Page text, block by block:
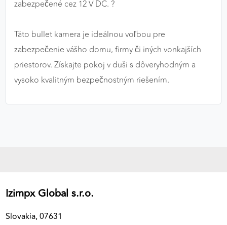
zabezpečené cez 12 V DC. ?
Táto bullet kamera je ideálnou voľbou pre
zabezpečenie vášho domu, firmy či iných vonkajších
priestorov. Získajte pokoj v duši s dôveryhodným a
vysoko kvalitným bezpečnostným riešením.
Izimpx Global s.r.o.
Slovakia, 07631